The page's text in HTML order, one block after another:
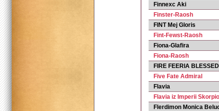
Finnexc Aki
Finster-Raosh
FINT Mej Gloris
Fint-Fewst-Raosh
Fiona-Glafira
Fiona-Raosh
FIRE FEERIA
Five Fate Admiral
Flavia
Flavia iz Imperii
Flerdimon Monica